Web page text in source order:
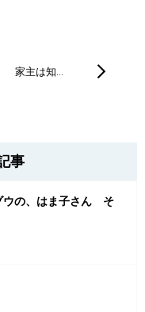
家主は知…
事
ウの、はま子さん そ